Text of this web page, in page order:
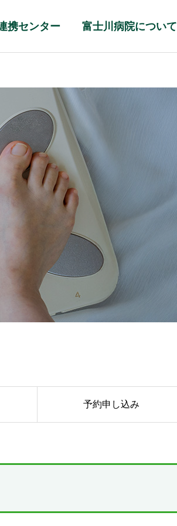
携センター 富士川病院について
予約申し込み